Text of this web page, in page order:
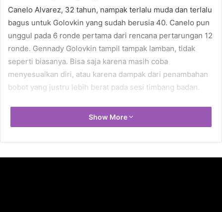
Canelo Alvarez, 32 tahun, nampak terlalu muda dan terlalu
bagus untuk Golovkin yang sudah berusia 40. Canelo pun
unggul pada 6 ronde pertama dari rencana pertarungan 12
ronde. Gennady Golovkin tampil tampak lamban, tidak
seperti biasanya. Bisa saja karena masih coba
menyesuaikan diri, atau karena dampak dari penambahan
bobot yang justru lebih berat pada sesi timbang badan.
Meski begitu, mengingat banyak juga pukulan Canelo
Alvarez yang mengenai rahangnya, Golovkin harus diakui
Show More